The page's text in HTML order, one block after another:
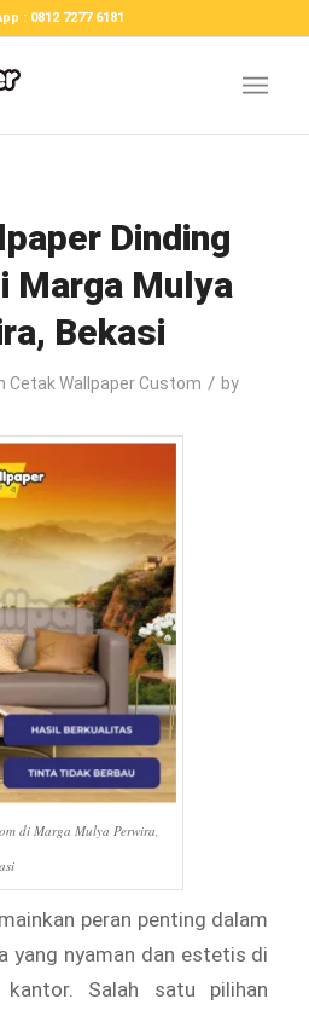
: 0812 7277 6181
Dinding
Marga Mulya
Bekasi
Cetak Wallpaper Custom / by
di Marga Mulya Perwira,
peran penting dalam
yang nyaman dan estetis di
Salah satu pilihan